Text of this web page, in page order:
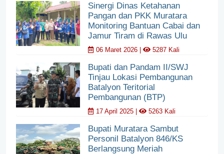
Sinergi Dinas Ketahanan
Pangan dan PKK Muratara
Monitoring Bantuan Cabai dan
Jamur Tiram di Rawas Ulu
06 Maret 2026 | 5287 Kali
Bupati dan Pandam II/SWJ
Tinjau Lokasi Pembangunan
Batalyon Teritorial
Pembangunan (BTP)
17 April 2025 | 5263 Kali
Bupati Muratara Sambut
Personil Batalyon 846/KS
Berlangsung Meriah